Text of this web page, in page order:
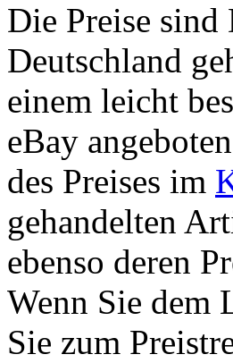
Die Preise sind
Deutschland
einem leicht
eBay
des Preises im
gehandelten
ebenso deren
Wenn Sie dem
Sie zum